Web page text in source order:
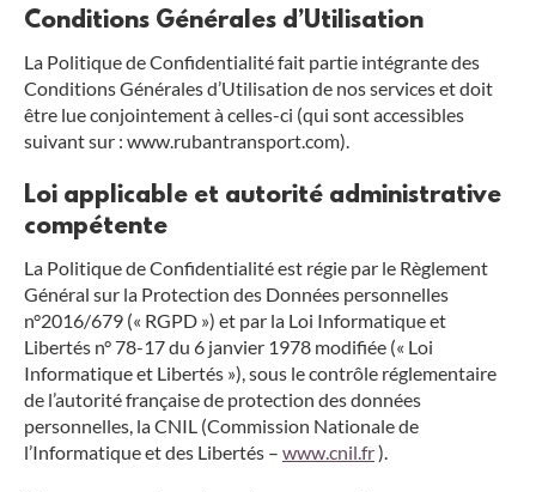
Conditions Générales d’Utilisation
La Politique de Confidentialité fait partie intégrante des
Conditions Générales d’Utilisation de nos services et doit
être lue conjointement à celles-ci (qui sont accessibles
suivant sur : www.rubantransport.com).
Loi applicable et autorité administrative
compétente
La Politique de Confidentialité est régie par le Règlement
Général sur la Protection des Données personnelles
n°2016/679 (« RGPD ») et par la Loi Informatique et
Libertés n° 78-17 du 6 janvier 1978 modifiée (« Loi
Informatique et Libertés »), sous le contrôle réglementaire
de l’autorité française de protection des données
personnelles, la CNIL (Commission Nationale de
l’Informatique et des Libertés – www.cnil.fr).